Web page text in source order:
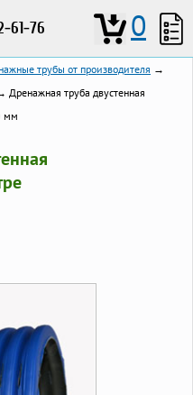
61-76 0
трубы от производителя →
Дренажная труба двустенная
мм